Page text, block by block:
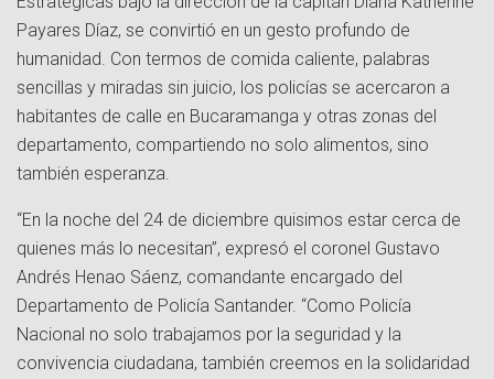
Payares Díaz, se convirtió en un gesto profundo de
humanidad. Con termos de comida caliente, palabras
sencillas y miradas sin juicio, los policías se acercaron a
habitantes de calle en Bucaramanga y otras zonas del
departamento, compartiendo no solo alimentos, sino
también esperanza.
“En la noche del 24 de diciembre quisimos estar cerca de
quienes más lo necesitan”, expresó el coronel Gustavo
Andrés Henao Sáenz, comandante encargado del
Departamento de Policía Santander. “Como Policía
Nacional no solo trabajamos por la seguridad y la
convivencia ciudadana, también creemos en la solidaridad